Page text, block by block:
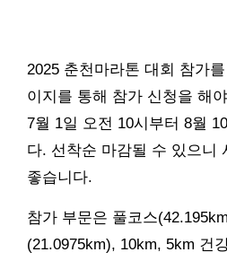
2025 춘천마라톤 대회 참가
이지를 통해 참가 신청을 해
7월 1일 오전 10시부터 8월
다. 선착순 마감될 수 있으니
좋습니다.
참가 부문은 풀코스
(21.0975km), 10km, 5km 건